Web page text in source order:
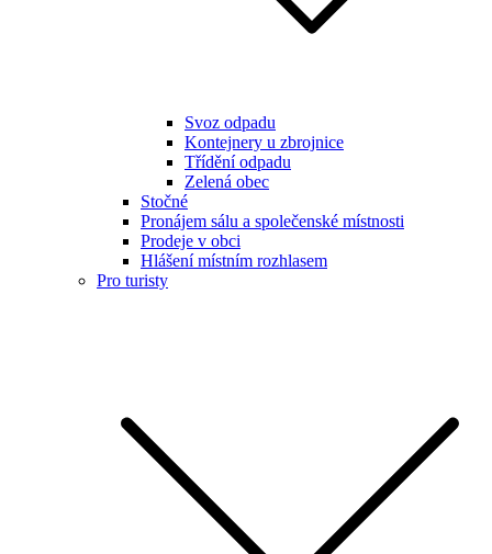
Svoz odpadu
Kontejnery u zbrojnice
Třídění odpadu
Zelená obec
Stočné
Pronájem sálu a společenské místnosti
Prodeje v obci
Hlášení místním rozhlasem
Pro turisty